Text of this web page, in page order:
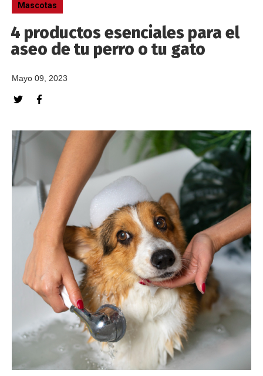
Mascotas
4 productos esenciales para el
aseo de tu perro o tu gato
Mayo 09, 2023